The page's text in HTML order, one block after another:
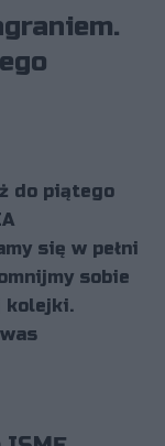
do piątego
się w pełni
sobie
kolejki.